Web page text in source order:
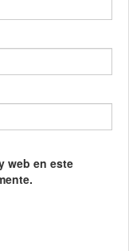
web en este